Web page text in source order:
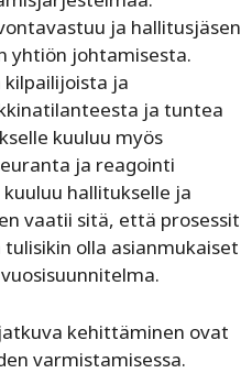
ja hallitusjäsen
yhtiön johtamisesta.
kilpailijoista ja
ja tuntea
kuuluu myös
ja reagointi
hallitukselle ja
vaatii sitä, että prosessit
olla asianmukaiset
kehittäminen ovat
varmistamisessa.